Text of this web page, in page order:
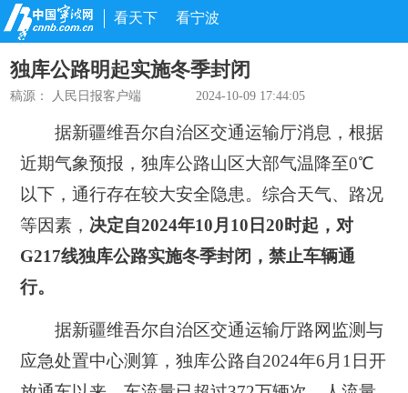
看天下 看宁波
独库公路明起实施冬季封闭
稿源： 人民日报客户端 2024-10-09 17:44:05
据新疆维吾尔自治区交通运输厅消息，根据
近期气象预报，独库公路山区大部气温降至0℃
以下，通行存在较大安全隐患。综合天气、路况
等因素， 决定自2024年10月10日20时起，对
G217线独库公路实施冬季封闭，禁止车辆通
行。
据新疆维吾尔自治区交通运输厅路网监测与
应急处置中心测算，独库公路自2024年6月1日开